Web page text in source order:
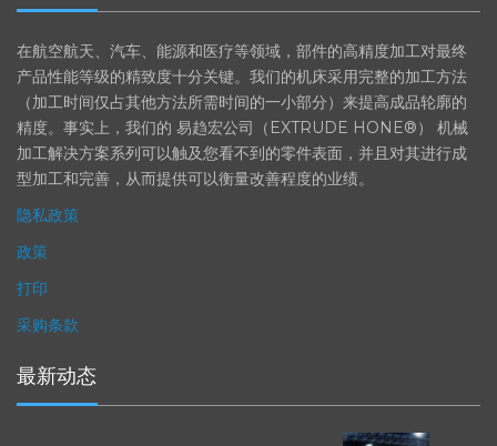
在航空航天、汽车、能源和医疗等领域，部件的高精度加工对最终
产品性能等级的精致度十分关键。我们的机床采用完整的加工方法
（加工时间仅占其他方法所需时间的一小部分）来提高成品轮廓的
精度。事实上，我们的 易趋宏公司（EXTRUDE HONE®） 机械
加工解决方案系列可以触及您看不到的零件表面，并且对其进行成
型加工和完善，从而提供可以衡量改善程度的业绩。
隐私政策
政策
打印
采购条款
最新动态